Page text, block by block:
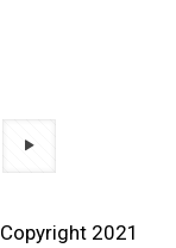
2021